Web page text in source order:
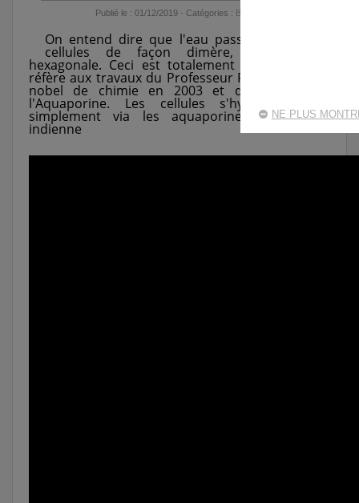
Publié le : 01/12/2019- Catégories : Blog
On entend dire que l'eau passerait dans les
cellules de façon dimère, trimère, ou
hexagonale. Ceci est totalement faux si on se
réfère aux travaux du Professeur Peter Agre Prix
nobel de chimie en 2003 et découvreur de
l'Aquaporine. Les cellules s'hydratent tout
simplement via les aquaporines et en file
indienne
NE PLUS